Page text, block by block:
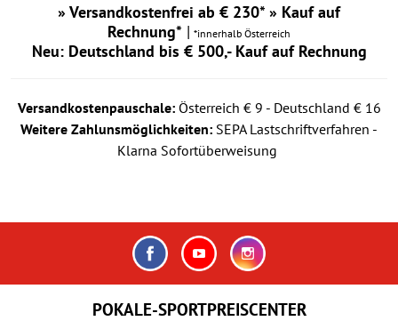
» Versandkostenfrei ab € 230* » Kauf auf
Rechnung* | *innerhalb Österreich
Neu: Deutschland bis € 500,- Kauf auf Rechnung
Versandkostenpauschale:Österreich € 9 - Deutschland € 16
Weitere Zahlunsmöglichkeiten: SEPA Lastschriftverfahren -
Klarna Sofortüberweisung
POKALE-SPORTPREISCENTER